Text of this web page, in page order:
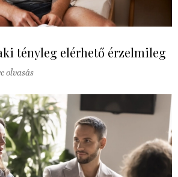
tényleg elérhető érzelmileg
olvasás